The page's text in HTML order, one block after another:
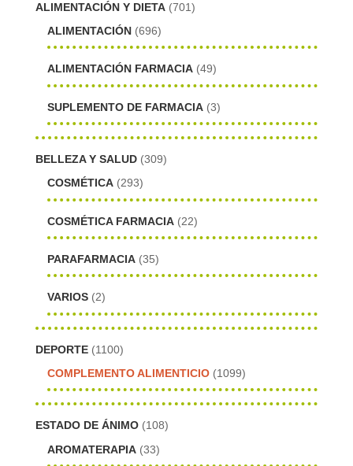
ALIMENTACIÓN Y DIETA (701)
ALIMENTACIÓN (696)
ALIMENTACIÓN FARMACIA (49)
SUPLEMENTO DE FARMACIA (3)
BELLEZA Y SALUD (309)
COSMÉTICA (293)
COSMÉTICA FARMACIA (22)
PARAFARMACIA (35)
VARIOS (2)
DEPORTE (1100)
COMPLEMENTO ALIMENTICIO (1099)
ESTADO DE ÁNIMO (108)
AROMATERAPIA (33)